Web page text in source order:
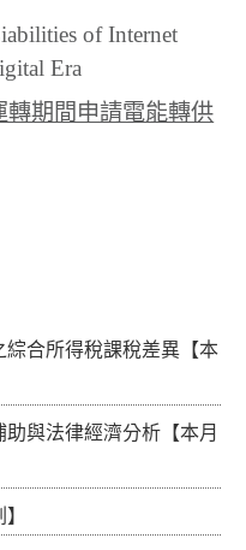
of Internet
Era
期間申請電能轉供
綜合所得稅課稅差異【本
與法律經濟分析【本月